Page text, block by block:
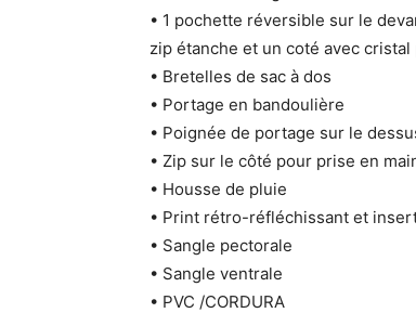
• 1 pochette réversible sur le
zip étanche et un coté avec
• Bretelles de sac à dos
• Portage en bandoulière
• Poignée de portage sur le
• Zip sur le côté pour prise en
• Housse de pluie
• Print rétro-réfléchissant et
• Sangle pectorale
• Sangle ventrale
• PVC /CORDURA